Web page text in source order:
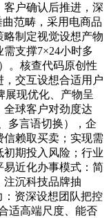
户确认后推进，深
范畴，采用电商品
制定视觉设想产物
支撑7×24小时多
。核查代码原创性
，交互设想合适用户
展现优化、产物呈
球客户对劲度达
多言语切换），企
信赖取买卖；实现需
期投入风险；行业
易近化办事模式：简
注沉科技品牌抽
：资深设想团队把控
适高端尺度、能否